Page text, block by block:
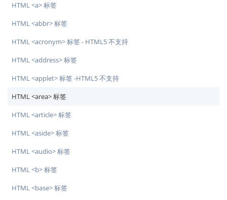
HTML <a> 标签
HTML <abbr> 标签
HTML <acronym> 标签 - HTML5 不支持
HTML <address> 标签
HTML <applet> 标签 -HTML5 不支持
HTML <area> 标签
HTML <article> 标签
HTML <aside> 标签
HTML <audio> 标签
HTML <b> 标签
HTML <base> 标签